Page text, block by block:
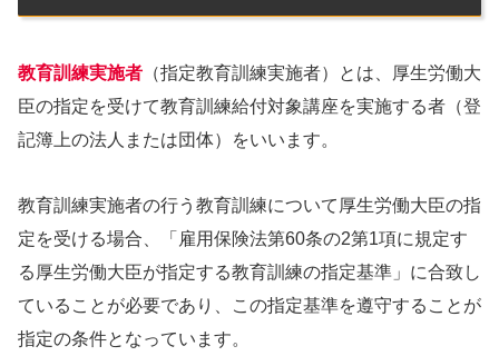
教育訓練実施者 （指定教育訓練実施者）とは、厚生労働大
臣の指定を受けて教育訓練給付対象講座を実施する者（登
記簿上の法人または団体）をいいます。
教育訓練実施者の行う教育訓練について厚生労働大臣の指
定を受ける場合、「雇用保険法第60条の2第1項に規定す
る厚生労働大臣が指定する教育訓練の指定基準」に合致し
ていることが必要であり、この指定基準を遵守することが
指定の条件となっています。